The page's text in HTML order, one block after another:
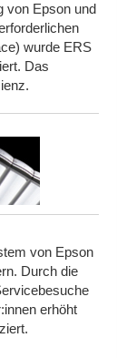
von Epson und
wurde ERS
Das
von Epson
Durch die
erhöht